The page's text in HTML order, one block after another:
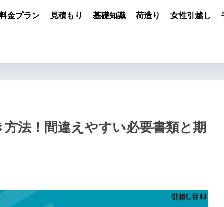
金プラン 見積もり 基礎知識 荷造り 女性引越し
法！間違えやすい必要書類と期